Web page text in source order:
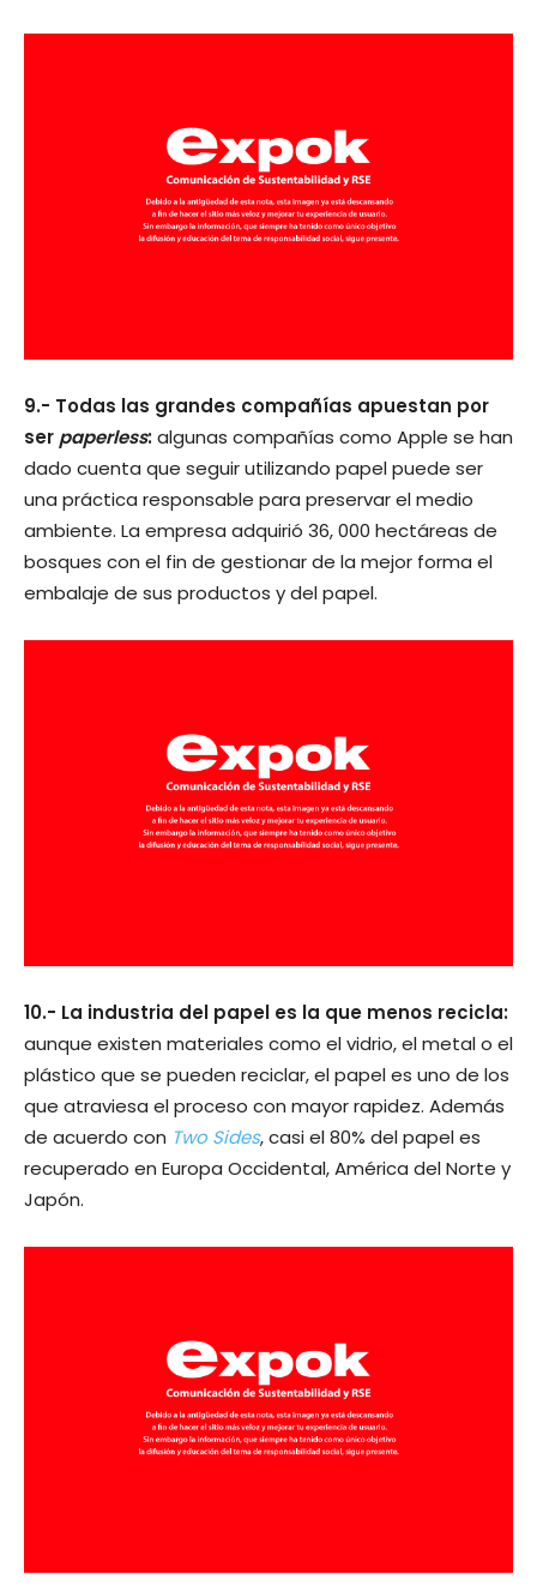
9.- Todas las grandes compañías apuestan por
ser paperless:algunas compañías como Apple se han
dado cuenta que seguir utilizando papel puede ser
una práctica responsable para preservar el medio
ambiente. La empresa adquirió 36, 000 hectáreas de
bosques con el fin de gestionar de la mejor forma el
embalaje de sus productos y del papel.
10.- La industria del papel es la que menos recicla:
aunque existen materiales como el vidrio, el metal o el
plástico que se pueden reciclar, el papel es uno de los
que atraviesa el proceso con mayor rapidez. Además
de acuerdo con Two Sides, casi el 80% del papel es
recuperado en Europa Occidental, América del Norte y
Japón.